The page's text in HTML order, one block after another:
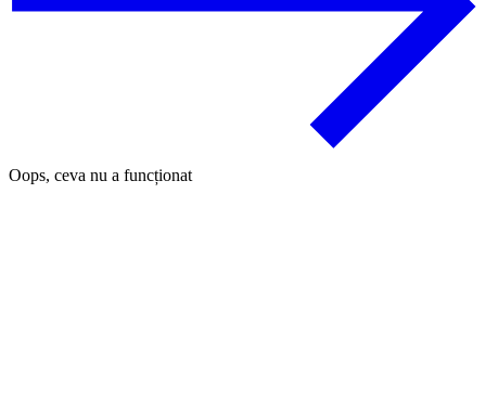
Oops, ceva nu a funcționat